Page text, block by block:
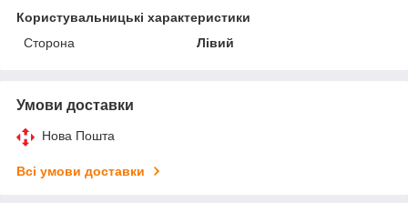
Користувальницькі характеристики
Сторона
Лівий
Умови доставки
Нова Пошта
Всі умови доставки